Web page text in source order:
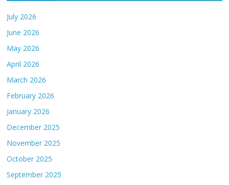
July 2026
June 2026
May 2026
April 2026
March 2026
February 2026
January 2026
December 2025
November 2025
October 2025
September 2025